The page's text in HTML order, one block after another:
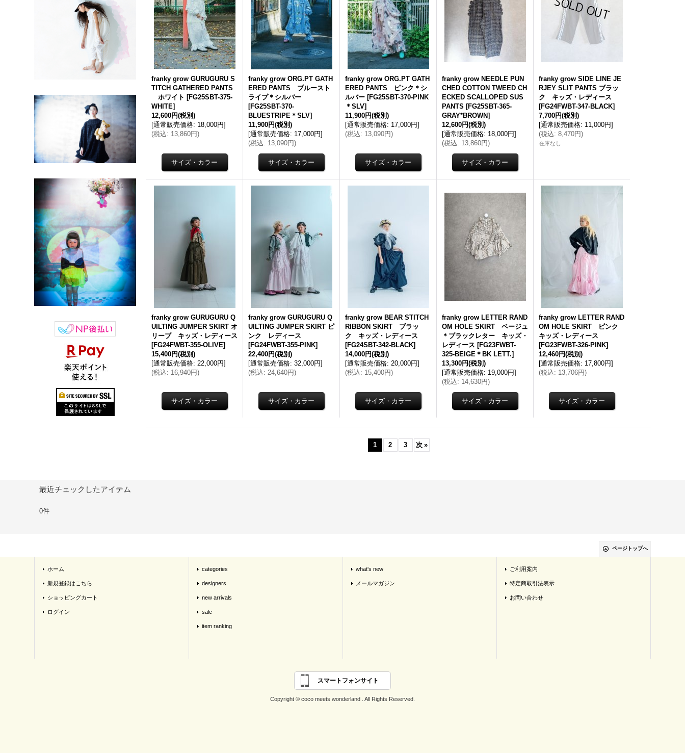
franky grow GURUGURU S
TITCH GATHERED PANTS
ホワイト [FG25SBT-375-
WHITE]
12,600円(税別)
[通常販売価格: 18,000円]
(税込: 13,860円)
franky grow ORG.PT GATH
ERED PANTS ブルースト
ライプ＊シルバー
[FG25SBT-370-
BLUESTRIPE＊SLV]
11,900円(税別)
[通常販売価格: 17,000円]
(税込: 13,090円)
franky grow ORG.PT GATH
ERED PANTS ピンク＊シ
ルバー [FG25SBT-370-PINK
＊SLV]
11,900円(税別)
[通常販売価格: 17,000円]
(税込: 13,090円)
franky grow NEEDLE PUN
CHED COTTON TWEED CH
ECKED SCALLOPED SUS
PANTS [FG25SBT-365-
GRAY*BROWN]
12,600円(税別)
[通常販売価格: 18,000円]
(税込: 13,860円)
franky grow SIDE LINE JE
RJEY SLIT PANTS ブラッ
ク キッズ・レディース
[FG24FWBT-347-BLACK]
7,700円(税別)
[通常販売価格: 11,000円]
(税込: 8,470円)
在庫なし
franky grow GURUGURU Q
UILTING JUMPER SKIRT オ
リーブ キッズ・レディース
[FG24FWBT-355-OLIVE]
15,400円(税別)
[通常販売価格: 22,000円]
(税込: 16,940円)
franky grow GURUGURU Q
UILTING JUMPER SKIRT ピ
ンク レディース
[FG24FWBT-355-PINK]
22,400円(税別)
[通常販売価格: 32,000円]
(税込: 24,640円)
franky grow BEAR STITCH
RIBBON SKIRT ブラッ
ク キッズ・レディース
[FG24SBT-342-BLACK]
14,000円(税別)
[通常販売価格: 20,000円]
(税込: 15,400円)
franky grow LETTER RAND
OM HOLE SKIRT ベージュ
＊ブラックレター キッズ・
レディース [FG23FWBT-
325-BEIGE＊BK LETT.]
13,300円(税別)
[通常販売価格: 19,000円]
(税込: 14,630円)
franky grow LETTER RAND
OM HOLE SKIRT ピンク
キッズ・レディース
[FG23FWBT-326-PINK]
12,460円(税別)
[通常販売価格: 17,800円]
(税込: 13,706円)
1 2 3 次 »
最近チェックしたアイテム
0件
ページトップへ
ホーム
新規登録はこちら
ショッピングカート
ログイン
categories
designers
new arrivals
sale
item ranking
what's new
メールマガジン
ご利用案内
特定商取引法表示
お問い合わせ
スマートフォンサイト
Copyright © coco meets wonderland . All Rights Reserved.